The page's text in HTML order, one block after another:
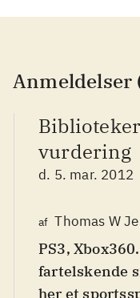
Anmeldelser
vurdering
d. 5. mar. 2012
af Thomas W
PS3,
fartelskende
her et